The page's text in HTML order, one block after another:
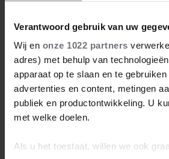
Verantwoord gebruik van uw
Wij en onze 1022 partners
adres) met behulp van
apparaat op te slaan en te
advertenties en content, metingen
publiek en productontwikkeling. U
met welke doelen.
Als u het toestaat, willen we ook